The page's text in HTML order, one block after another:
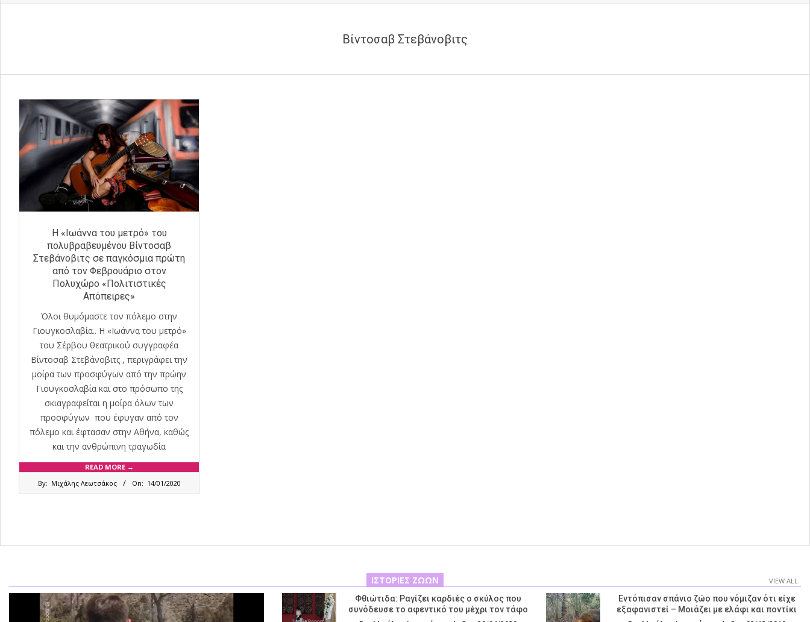
Βίντοσαβ Στεβάνοβιτς
Η «Ιωάννα του μετρό» του
πολυβραβευμένου Βίντοσαβ
Στεβάνοβιτς σε παγκόσμια πρώτη
από τον Φεβρουάριο στον
Πολυχώρο «Πολιτιστικές
Απόπειρες»
Όλοι θυμόμαστε τον πόλεμο στην
Γιουγκοσλαβία.. Η «Ιωάννα του μετρό»
του Σέρβου θεατρικού συγγραφέα
Βίντοσαβ Στεβάνοβιτς , περιγράφει την
μοίρα των προσφύγων από την πρώην
Γιουγκοσλαβία και στο πρόσωπο της
σκιαγραφείται η μοίρα όλων των
προσφύγων που έφυγαν από τον
πόλεμο και έφτασαν στην Αθήνα, καθώς
και την ανθρώπινη τραγωδία
READ MORE →
By: Μιχάλης Λεωτσάκος On: 14/01/2020
ΙΣΤΟΡΊΕΣ ΖΏΩΝ VIEW ALL
Φθιώτιδα: Ραγίζει καρδιές ο σκύλος που
συνόδευσε το αφεντικό του μέχρι τον τάφο
Εντόπισαν σπάνιο ζώο που νόμιζαν ότι είχε
εξαφανιστεί – Μοιάζει με ελάφι και ποντίκι